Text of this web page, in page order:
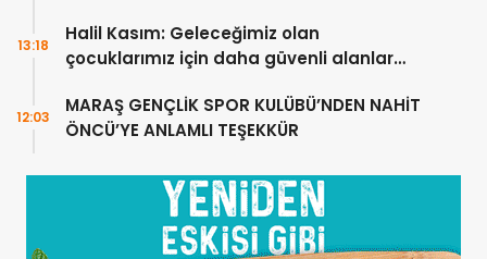
Halil Kasım: Geleceğimiz olan
çocuklarımız için daha güvenli alanlar
13:18
MARAŞ GENÇLİK SPOR KULÜBÜ’NDEN NAHİT
ÖNCÜ’YE ANLAMLI TEŞEKKÜR
12:03